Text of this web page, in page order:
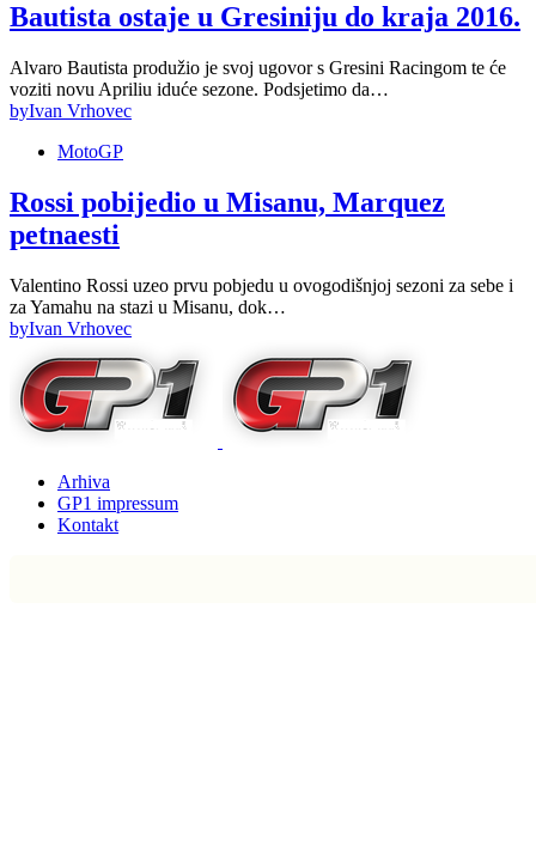
Bautista ostaje u Gresiniju do kraja 2016.
Alvaro Bautista produžio je svoj ugovor s Gresini Racingom te će
voziti novu Apriliu iduće sezone. Podsjetimo da…
byIvan Vrhovec
MotoGP
Rossi pobijedio u Misanu, Marquez
petnaesti
Valentino Rossi uzeo prvu pobjedu u ovogodišnjoj sezoni za sebe i
za Yamahu na stazi u Misanu, dok…
byIvan Vrhovec
Arhiva
GP1 impressum
Kontakt